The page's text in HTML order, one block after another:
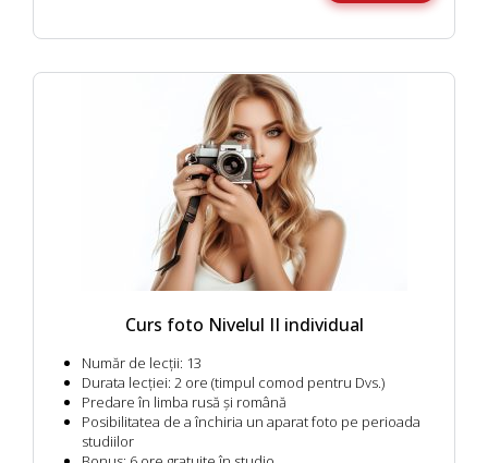
Curs foto Nivelul II individual
Număr de lecții: 13
Durata lecției: 2 ore (timpul comod pentru Dvs.)
Predare în limba rusă și română
Posibilitatea de a închiria un aparat foto pe perioada
studiilor